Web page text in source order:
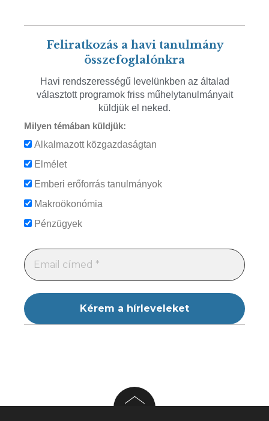
Feliratkozás a havi tanulmány
összefoglalónkra
Havi rendszerességű levelünkben az általad
választott programok friss műhelytanulmányait
küldjük el neked.
Milyen témában küldjük:
Alkalmazott közgazdaságtan
Elmélet
Emberi erőforrás tanulmányok
Makroökonómia
Pénzügyek